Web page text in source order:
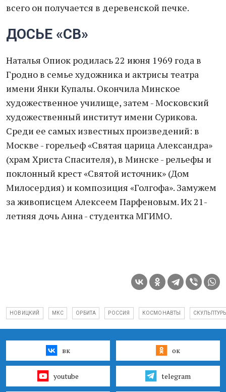
всего он получается в деревенской печке.
ДОСЬЕ «СВ»
Наталья Опиок родилась 22 июня 1969 года в
Гродно в семье художника и актрисы театра
имени Янки Купалы. Окончила Минское
художественное училище, затем - Московский
художественный институт имени Сурикова.
Среди ее самых известных произведений: в
Москве - горельеф «Святая царица Александра»
(храм Христа Спасителя), в Минске - рельефы и
поклонный крест «Святой источник» (Дом
Милосердия) и композиция «Голгофа». Замужем
за живописцем Алексеем Парфеновым. Их 21-
летняя дочь Анна - студентка МГИМО.
НОВИЦКИЙ МКС ОРБИТА РОССИЯ КОСМОНАВТЫ
вк ок
youtube telegram